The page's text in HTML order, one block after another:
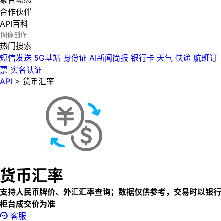
合作伙伴
API百科
热门搜索
短信发送 5G基站 身份证 AI新闻简报 银行卡 天气 快递 航班订
票 实名认证
API > 货币汇率
货币汇率
支持人民币牌价、外汇汇率查询；数据仅供参考，交易时以银行
柜台成交价为准
客服